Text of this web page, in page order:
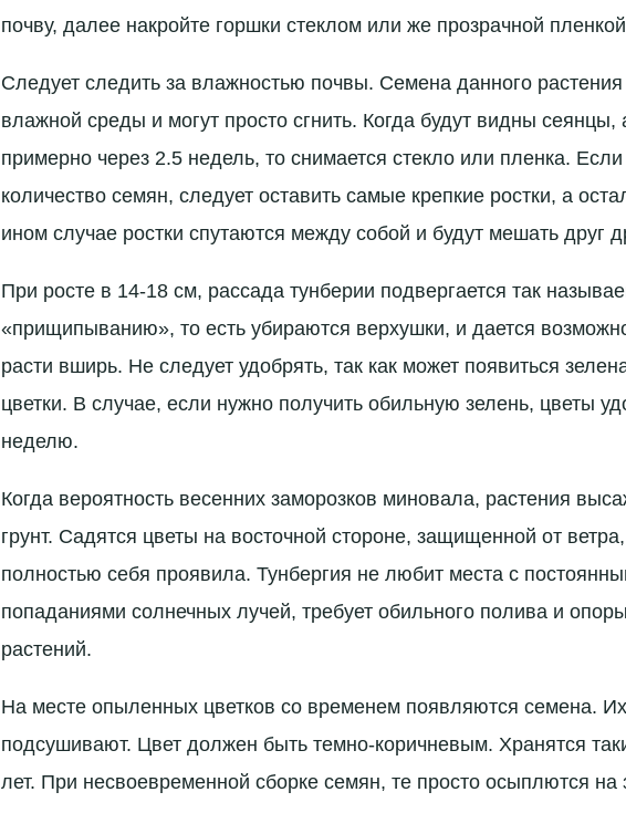
почву, далее накройте горшки стеклом или же прозрачной
Следует следить за влажностью почвы. Семена данного растения
влажной среды и могут просто сгнить. Когда будут видны сеянцы,
примерно через 2.5 недель, то снимается стекло или пленка.
количество семян, следует оставить самые крепкие ростки, а
ином случае ростки спутаются между собой и будут мешать друг
При росте в 14-18 см, рассада тунберии подвергается так
«прищипыванию», то есть убираются верхушки, и дается
расти вширь. Не следует удобрять, так как может появиться
цветки. В случае, если нужно получить обильную зелень, цветы
неделю.
Когда вероятность весенних заморозков миновала, растения
грунт. Садятся цветы на восточной стороне, защищенной от
полностью себя проявила. Тунбергия не любит места с
попаданиями солнечных лучей, требует обильного полива и
растений.
На месте опыленных цветков со временем появляются семена.
подсушивают. Цвет должен быть темно-коричневым. Хранятся
лет. При несвоевременной сборке семян, те просто осыплются